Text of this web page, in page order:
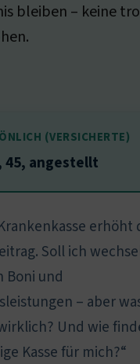
bleiben – keine
(VERSICHERTE)
45, angestellt
erhöht
Soll ich
Boni und
– aber
Und wie
Kasse für mich?“